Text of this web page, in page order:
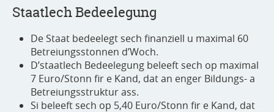
Staatlech Bedeelegung
De Staat bedeelegt sech finanziell u maximal 60
Betreiungsstonnen d’Woch.
D’staatlech Bedeelegung beleeft sech op maximal
7 Euro/Stonn fir e Kand, dat an enger Bildungs- a
Betreiungsstruktur ass.
Si beleeft sech op 5,40 Euro/Stonn fir e Kand, dat